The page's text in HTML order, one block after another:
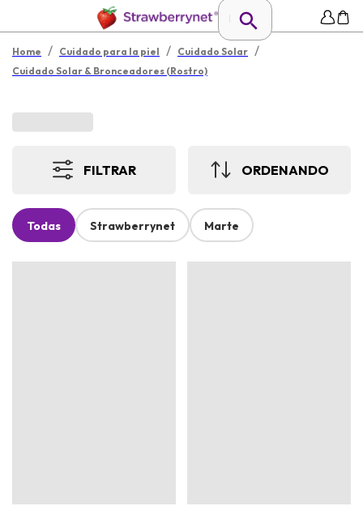
Home / Cuidado para la piel / Cuidado Solar /
Cuidado Solar & Bronceadores (Rostro)
FILTRAR ORDENANDO
Todas Strawberrynet Marte